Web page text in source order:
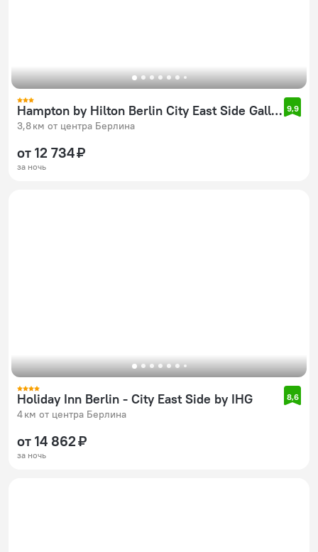
Hampton by Hilton Berlin City East Side Gallery
3,8 км от центра Берлина
9,9
от 12 734 ₽
за ночь
Holiday Inn Berlin - City East Side by IHG
4 км от центра Берлина
8,6
от 14 862 ₽
за ночь